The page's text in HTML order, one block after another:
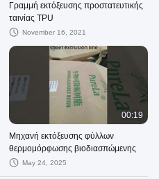
Γραμμή εκτόξευσης προστατευτικής
ταινίας TPU
November 16, 2021
00:19
Μηχανή εκτόξευσης φύλλων
θερμομόρφωσης βιοδιασπώμενης
May 24, 2025